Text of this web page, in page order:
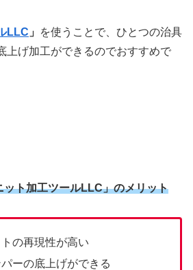
LLC 」
を使うことで、ひとつの治具
上げ加工ができるのでおすすめで
ット加工ツールLLC」のメリット
の再現性が高い
ーの底上げができる